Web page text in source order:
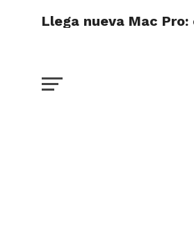
Llega nueva Mac